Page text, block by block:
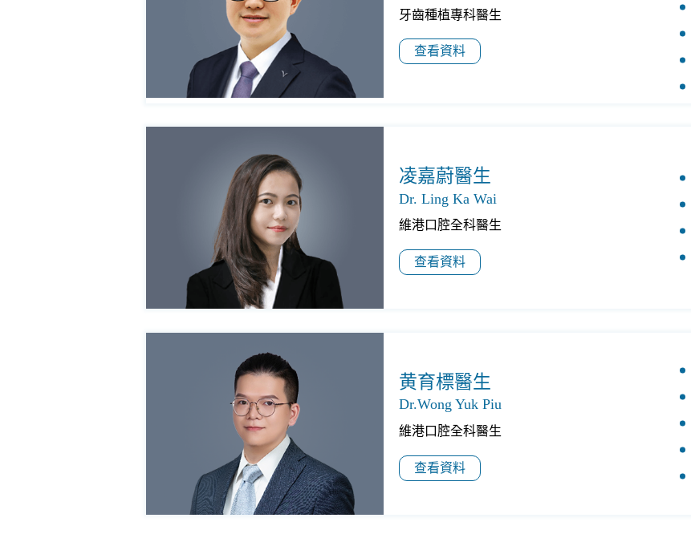
牙齒種植專科醫生
查看資料
凌嘉蔚醫生
Dr. Ling Ka Wai
維港口腔全科醫生
查看資料
黄育標醫生
Dr.Wong Yuk Piu
維港口腔全科醫生
查看資料